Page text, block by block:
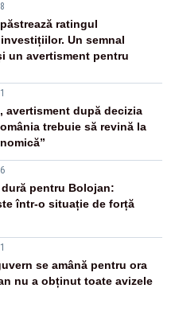
ratingul
Un semnal
un avertisment pentru
avertisment după decizia
trebuie să revină la
dură pentru Bolojan:
într-o situație de forță
se amână pentru ora
nu a obținut toate avizele